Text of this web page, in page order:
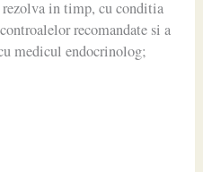
in timp, cu conditia
recomandate si a
medicul endocrinolog;